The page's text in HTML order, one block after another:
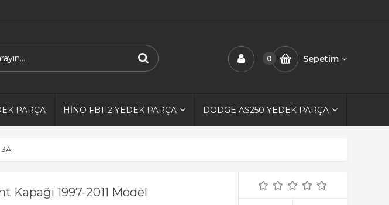
0 Sepetim
PARÇA HİNO FB112 YEDEK PARÇA DODGE AS250 YEDEK PARÇA
3A
Kapağı 1997-2011 Model